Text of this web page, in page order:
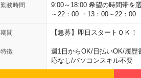
勤務時間
9:00～18:00 希望の時間帯を
～22：00 ・13：00～22：00
期間 【急募】即日スタートＯＫ
特徴 週1日からOK/日払いOK/履歴
応なし/パソコンスキル不要